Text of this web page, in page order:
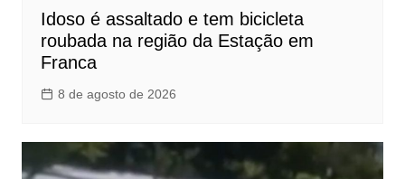
Idoso é assaltado e tem bicicleta
roubada na região da Estação em
Franca
8 de agosto de 2026